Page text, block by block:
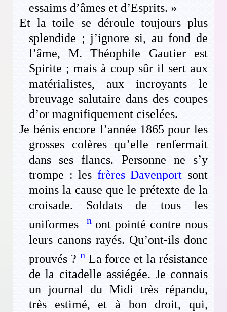
essaims d’âmes et d’Esprits. »
Et la toile se déroule toujours plus
splendide ; j’ignore si, au fond de
l’âme, M. Théophile Gautier est
Spirite ; mais à coup sûr il sert aux
matérialistes, aux incroyants le
breuvage salutaire dans des coupes
d’or magnifiquement ciselées.
Je bénis encore l’année 1865 pour les
grosses colères qu’elle renfermait
dans ses flancs. Personne ne s’y
trompe : les frères Davenport sont
moins la cause que le prétexte de la
croisade. Soldats de tous les
uniformes
nont pointé contre nous
leurs canons rayés. Qu’ont-ils donc
prouvés ? nLa force et la résistance
de la citadelle assiégée. Je connais
un journal du Midi très répandu,
très estimé, et à bon droit, qui,